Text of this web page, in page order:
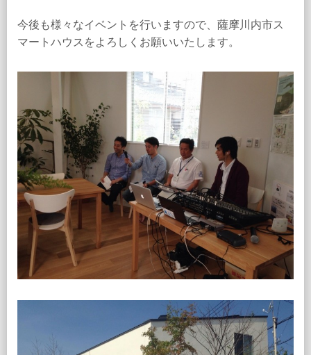
今後も様々なイベントを行いますので、薩摩川内市ス
マートハウスをよろしくお願いいたします。